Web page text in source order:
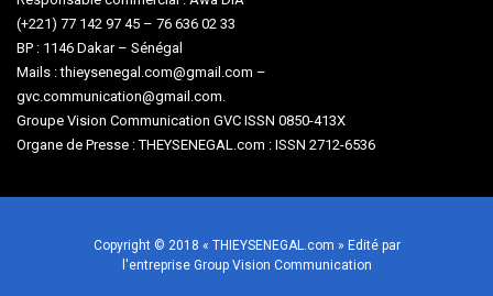
(+221) 77 142 97 45 – 76 636 02 33
BP : 1146 Dakar – Sénégal
Mails : thieysenegal.com@gmail.com –
gvc.communication@gmail.com.
Groupe Vision Communication GVC ISSN 0850-413X
Organe de Presse : THEYSENEGAL.com : ISSN 2712-6536
Copyright © 2018 « THIEYSENEGAL.com » Edité par
l'entreprise Group Vision Communication